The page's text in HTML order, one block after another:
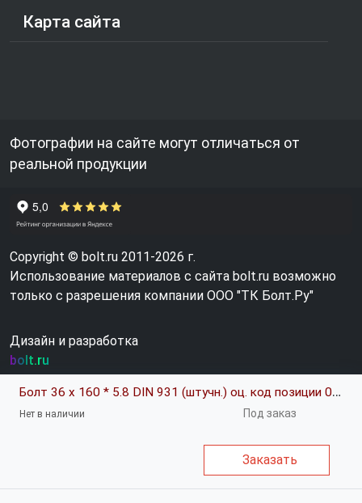
Болт 36 х 160 * 5.8 DIN 931 (штучн.) оц. код позиции 0212401
Нет в наличии Под заказ
Заказать
Карта сайта
Фотографии на сайте могут отличаться от
реальной продукции
Copyright © bolt.ru 2011-2026 г.
Использование материалов с сайта bolt.ru возможно
только с разрешения компании ООО "ТК Болт.Ру"
Дизайн и разработка
bolt.ru